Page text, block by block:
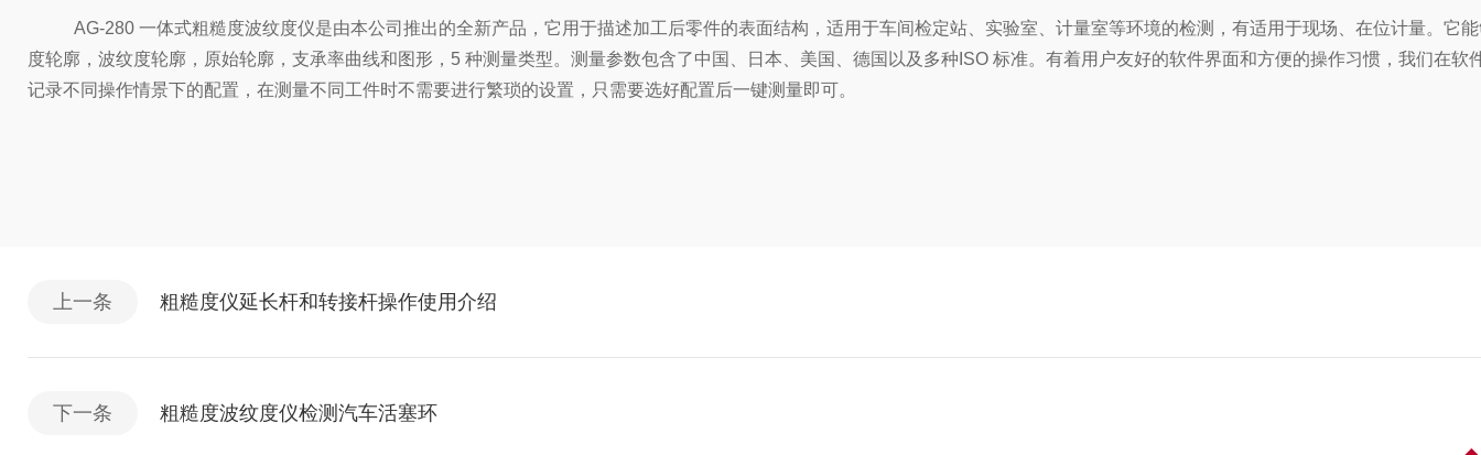
AG-280 一体式粗糙度波纹度仪是由本公司推出的全新产品，它用于描述加工后零件的表面结构，适用于车间检定站、实验室、计量室等环境的检测，有适用于现场、在位计量。它
度轮廓，波纹度轮廓，原始轮廓，支承率曲线和图形，5 种测量类型。 测量参数包含了中国、日本、美国、德国以及多种ISO 标准。有着用户友好的软件界面和方便的操作习惯，我们在软
记录不同操作情景下的配置，在测量不同工件时不需要进行繁琐的设置，只需要选好配置后一键测量即可。
上一条 粗糙度仪延长杆和转接杆操作使用介绍
下一条 粗糙度波纹度仪检测汽车活塞环